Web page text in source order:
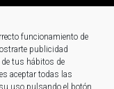
funcionamiento de
publicidad
de tus hábitos de
aceptar todas las
uso pulsando el botón